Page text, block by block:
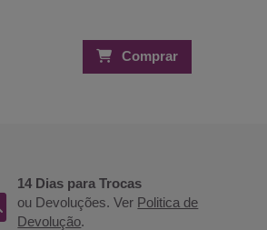
Comprar
14 Dias para Trocas
ou Devoluções. Ver Politica de
Devolução.